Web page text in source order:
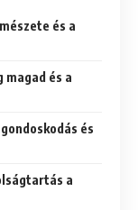
és a
magad és a
és
a